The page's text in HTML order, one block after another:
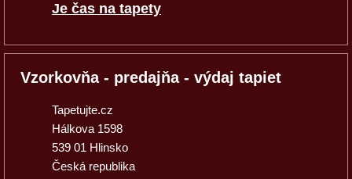
Je čas na tapety
Vzorkovňa - predajňa - výdaj tapiet
Tapetujte.cz
Hálkova 1598
539 01 Hlinsko
Česká republika